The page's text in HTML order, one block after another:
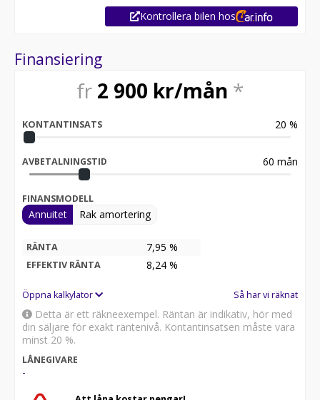
Kontrollera bilen hos
Finansiering
fr 2 900 kr/mån *
KONTANTINSATS 20 %
AVBETALNINGSTID 60 mån
FINANSMODELL
Annuitet Rak amortering
RÄNTA 7,95 %
EFFEKTIV RÄNTA 8,24 %
Öppna kalkylator Så har vi räknat
Detta är ett räkneexempel. Räntan är indikativ, hör med
din säljare för exakt räntenivå. Kontantinsatsen måste vara
minst 20 %.
LÅNEGIVARE
-